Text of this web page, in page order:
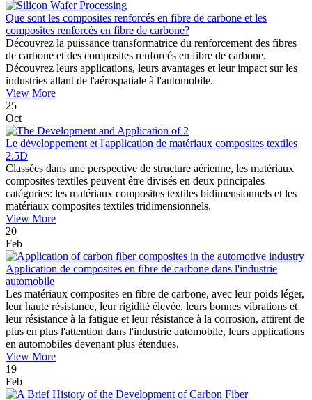
Que sont les composites renforcés en fibre de carbone et les
composites renforcés en fibre de carbone?
Découvrez la puissance transformatrice du renforcement des fibres
de carbone et des composites renforcés en fibre de carbone.
Découvrez leurs applications, leurs avantages et leur impact sur les
industries allant de l'aérospatiale à l'automobile.
View More
25
Oct
Le développement et l'application de matériaux composites textiles
2.5D
Classées dans une perspective de structure aérienne, les matériaux
composites textiles peuvent être divisés en deux principales
catégories: les matériaux composites textiles bidimensionnels et les
matériaux composites textiles tridimensionnels.
View More
20
Feb
Application de composites en fibre de carbone dans l'industrie
automobile
Les matériaux composites en fibre de carbone, avec leur poids léger,
leur haute résistance, leur rigidité élevée, leurs bonnes vibrations et
leur résistance à la fatigue et leur résistance à la corrosion, attirent de
plus en plus l'attention dans l'industrie automobile, leurs applications
en automobiles devenant plus étendues.
View More
19
Feb